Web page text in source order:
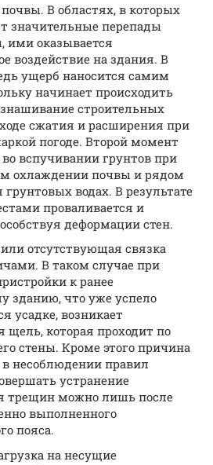
В областях, в которых
значительные перепады
ими оказывается
воздействие на здания. В
ущерб наносится самим
начинает происходить
строительных
сжатия и расширения при
погоде. Второй момент
вспучивании грунтов при
охлаждении почвы и рядом
водах. В результате
проваливается и
деформации стен.
отсутствующая связка
В таком случае при
к ранее
зданию, что уже успело
усадке, возникает
щель, которая проходит по
стены. Кроме этого причина
несоблюдении правил
устранение
трещин можно лишь после
выполненного
пояса.
на несущие